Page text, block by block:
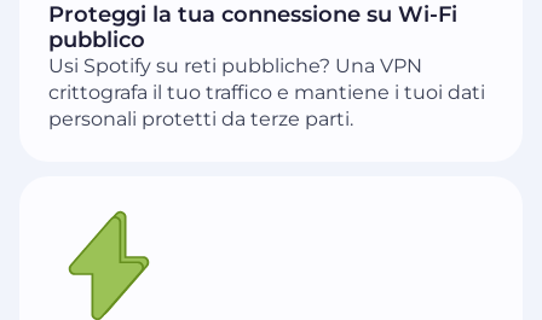
Proteggi la tua connessione su Wi-Fi
pubblico
Usi Spotify su reti pubbliche? Una VPN
crittografa il tuo traffico e mantiene i tuoi dati
personali protetti da terze parti.